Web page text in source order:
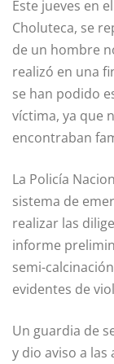
Este jueves en
Choluteca, se
de un hombre
realizó en una
se han podido
víctima, ya que
encontraban
La Policía
sistema de
realizar las
informe
semi-
evidentes de
Un guardia de
y dio aviso a